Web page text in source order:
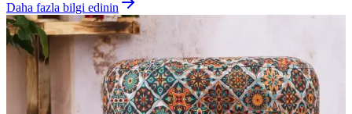
Daha fazla bilgi edinin